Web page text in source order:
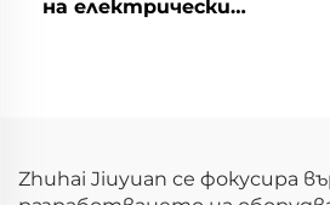
на електрически
Zhuhai Jiuyuan се фокусира